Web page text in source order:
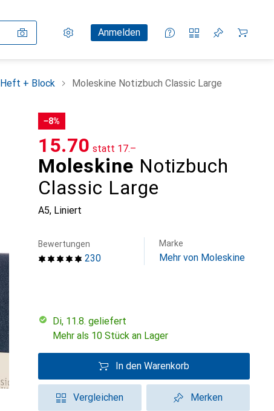
Einstellungen
KundenkontoAnmelden
Vergleichslisten
Merklisten
Warenkorb
Heft + Block Moleskine Notizbuch Classic Large
−8%
Moleskine Notizbuch
Classic Large
A5, Liniert
CHF
15.70 statt CHF
17.–
230
Bewertungen Marke
Mehr von Moleskine
Di, 11.8. geliefert
Mehr als 10 Stück an Lager
In den Warenkorb
Vergleichen Merken